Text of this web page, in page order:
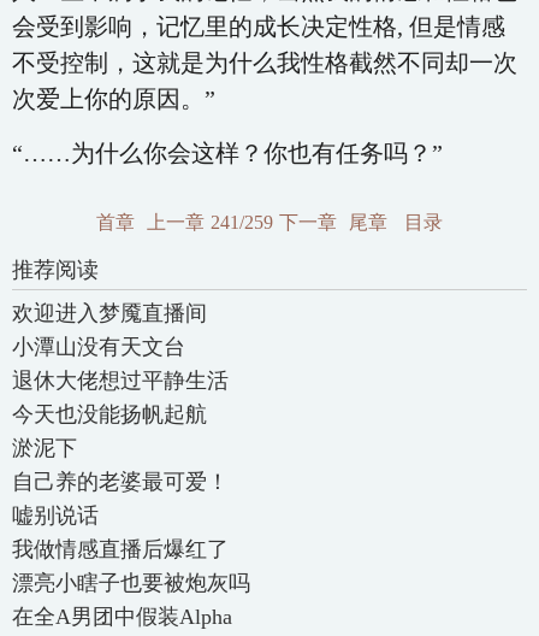
会受到影响，记忆里的成长决定性格, 但是情感
不受控制，这就是为什么我性格截然不同却一次
次爱上你的原因。”
“……为什么你会这样？你也有任务吗？”
首章 上一章 241/259 下一章 尾章 目录
推荐阅读
欢迎进入梦魇直播间
小潭山没有天文台
退休大佬想过平静生活
今天也没能扬帆起航
淤泥下
自己养的老婆最可爱！
嘘别说话
我做情感直播后爆红了
漂亮小瞎子也要被炮灰吗
在全A男团中假装Alpha